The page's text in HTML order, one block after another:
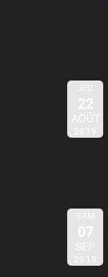
JEU
22
AOÛT
2019
SAM
07
SEP
2019